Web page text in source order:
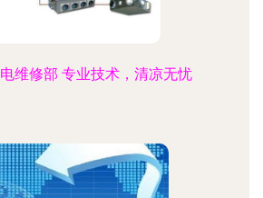
维修部 专业技术，清凉无忧